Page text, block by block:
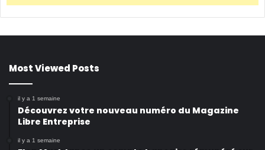
Most Viewed Posts
il y a 1 semaine
Découvrez votre nouveau numéro du Magazine
Libre Entreprise
il y a 1 semaine